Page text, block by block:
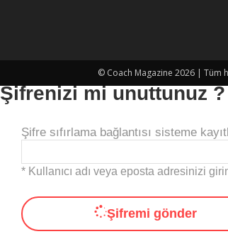
© Coach Magazine 2026 | Tüm
Şifrenizi mi unuttunuz ?
Şifre sıfırlama bağlantısı sisteme
* Kullanıcı adı veya eposta adresinizi
Şifremi gönder